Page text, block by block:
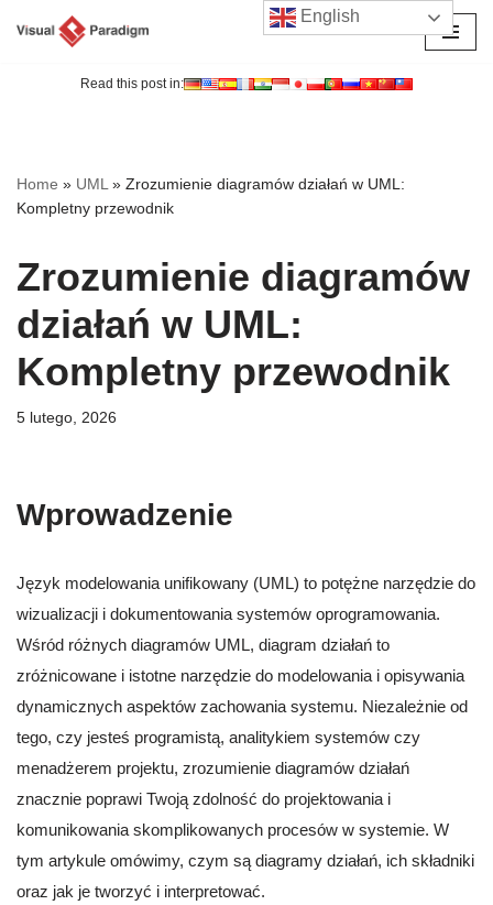
Read this post in:
Home » UML» Zrozumienie diagramów działań w UML:
Kompletny przewodnik
Zrozumienie diagramów
działań w UML:
Kompletny przewodnik
5 lutego, 2026
Wprowadzenie
Język modelowania unifikowany (UML) to potężne narzędzie do
wizualizacji i dokumentowania systemów oprogramowania.
Wśród różnych diagramów UML, diagram działań to
zróżnicowane i istotne narzędzie do modelowania i opisywania
dynamicznych aspektów zachowania systemu. Niezależnie od
tego, czy jesteś programistą, analitykiem systemów czy
menadżerem projektu, zrozumienie diagramów działań
znacznie poprawi Twoją zdolność do projektowania i
komunikowania skomplikowanych procesów w systemie. W
tym artykule omówimy, czym są diagramy działań, ich składniki
oraz jak je tworzyć i interpretować.
English